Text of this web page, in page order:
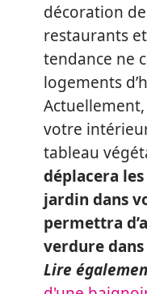
décoration
restaurants
tendance ne
logements
votre
tableau
déplacera
jardin dans
permettra
verdure
Lire